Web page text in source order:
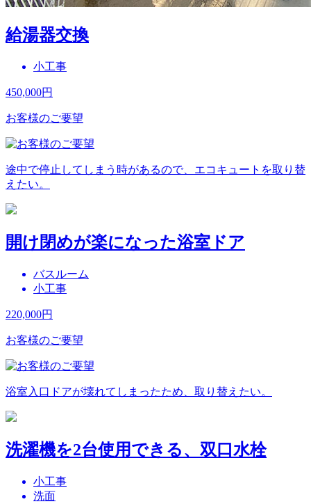
給湯器交換
小工事
450,000円
お客様のご要望
途中で停止してしまう時があるので、エコキュートを取り替
えたい。
開け閉めが楽になった浴室ドア
バスルーム
小工事
220,000円
お客様のご要望
浴室入口ドアが壊れてしまったため、取り替えたい。
洗濯機を2台使用できる、双口水栓
小工事
洗面